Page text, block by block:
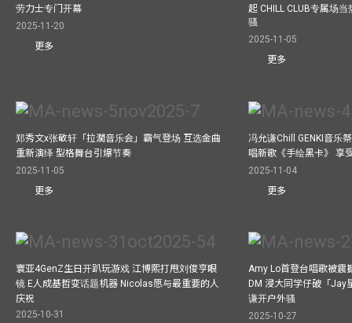
劳力士专门开幕
2025-11-20
更多
起 CHILL CLUB专属场
骚
2025-11-05
更多
郑秀文x张敬轩「拉濶音乐会」霸气登场 互选金曲
重新演绎 型格舞台引爆节奏
2025-11-05
更多
冯允谦Chill GENKI音乐
唱新歌《手绘黑卡》 享
2025-11-04
更多
寰亚4GenZ生日开趴玩游戏 江博熙打甩刘俊亨眼
镜 E人成基哲变话题机器 Nicolas愿与最重要的人
庆祝
2025-10-31
Amy Lo首登台唱歌被震
DM 浸大同学仔破「Jay
谦开户外骚
2025-10-27